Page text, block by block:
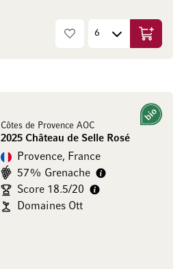
Ajouter
Côtes de Provence AOC
2025 Château de Selle Rosé
Bio
Provence, France
57% Grenache
Score 18.5/20
Domaines Ott